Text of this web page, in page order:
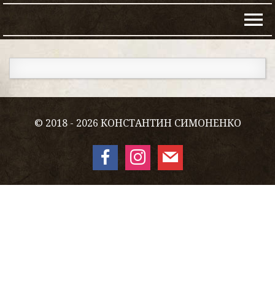
© 2018 - 2026 КОНСТАНТИН СИМОНЕНКО
facebookinstagram
mail